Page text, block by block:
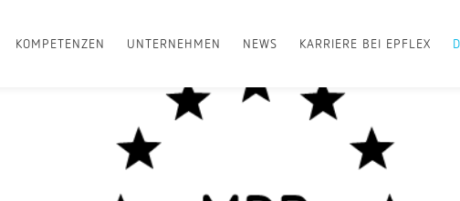
KOMPETENZEN UNTERNEHMEN NEWS KARRIERE BEI EPFLEX